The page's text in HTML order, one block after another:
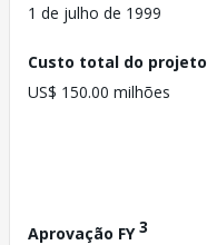
1 de julho de 1999
Custo total do projeto
US$ 150.00 milhões
Aprovação FY3